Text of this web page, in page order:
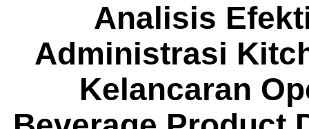
Analisis
Administrasi
Kelancaran